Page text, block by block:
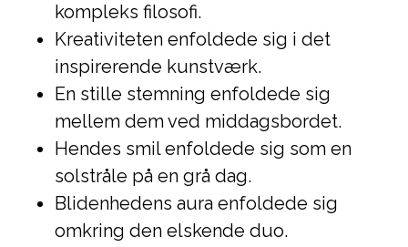
kompleks filosofi.
Kreativiteten enfoldede sig i det
inspirerende kunstværk.
En stille stemning enfoldede sig
mellem dem ved middagsbordet.
Hendes smil enfoldede sig som en
solstråle på en grå dag.
Blidenhedens aura enfoldede sig
omkring den elskende duo.